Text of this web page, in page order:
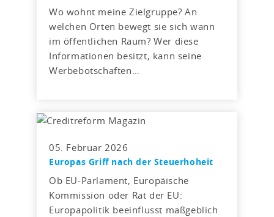
Wo wohnt meine Zielgruppe? An
welchen Orten bewegt sie sich wann
im öffentlichen Raum? Wer diese
Informationen besitzt, kann seine
Werbebotschaften…
05. Februar 2026
Europas Griff nach der Steuerhoheit
Ob EU-Parlament, Europäische
Kommission oder Rat der EU:
Europapolitik beeinflusst maßgeblich